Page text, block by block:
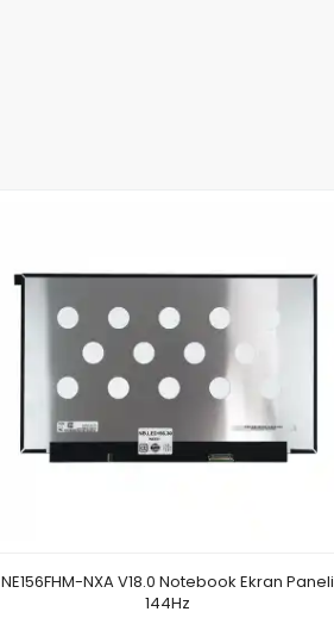
NE156FHM-NXA V18.0 Notebook Ekran Paneli
144Hz